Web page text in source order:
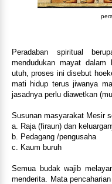
Peradaban spiritual
mendudukan mayat
utuh, proses ini disebut
mati hidup terus jiwanya
jasadnya perlu diawetkan
Susunan masyarakat Mesir
a. Raja (firaun) dan
b. Pedagang /
c. Kaum
Semua budak wajib
menderita. Mata